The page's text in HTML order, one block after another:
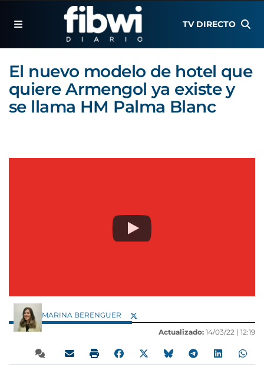
TV DIRECTO
El nuevo modelo de hotel que
quiere Armengol ya existe y
se llama HM Palma Blanc
MARINA BERENGUER
Actualizado: 14/03/22 | 12:19